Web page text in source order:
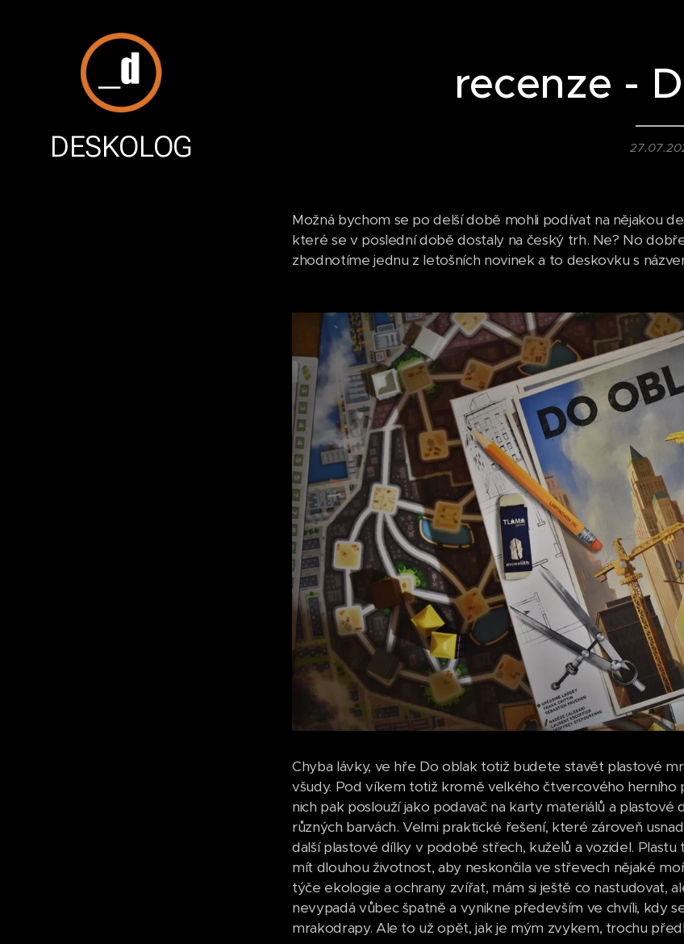
DESKOLOG
recenze -
Možná bychom se po delší době mohli podívat na nějakou
které se v poslední době dostaly na český trh. Ne? No
zhodnotíme jednu z letošních novinek a to deskovku s
Chyba lávky, ve hře Do oblak totiž budete stavět plastové
všudy. Pod víkem totiž kromě velkého čtvercového herního
nich pak poslouží jako podavač na karty materiálů a
různých barvách. Velmi praktické řešení, které zároveň
další plastové dílky v podobě střech, kuželů a vozidel.
mít dlouhou životnost, aby neskončila ve střevech nějaké
týče ekologie a ochrany zvířat, mám si ještě co nastudovat,
nevypadá vůbec špatně a vynikne především ve chvíli, kdy
mrakodrapy. Ale to už opět, jak je mým zvykem, trochu